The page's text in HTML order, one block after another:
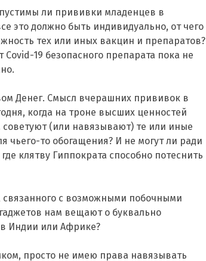
ли прививки младенцев в
это должно быть индивидуально, от чего
тех или иных вакцин и препаратов?
19 безопасного препарата пока не
Денег. Смысл вчерашних прививок в
когда на троне высших ценностей
(или навязывают) те или иные
чьего-то обогащения? И не могут ли ради
клятву Гиппократа способно потеснить
связанного с возможными побочными
нам вещают о буквально
Индии или Африке?
просто не имею права навязывать